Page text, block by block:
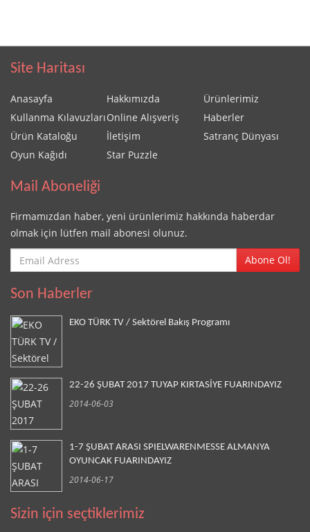
Site Haritası
Anasayfa Hakkımızda
Ürünlerimiz
Kullanma KılavuzlarıOnline Alışveriş
Haberler
Ürün Kataloğu
İletişim
Satranç Dünyası
Oyun Kağıdı
Star Puzzle
Mail Aboneliği
Firmamızdan haber, yeni ürünlerimiz hakkında haberdar
olmak için lütfen mail abonesi olunuz.
Abone Ol!
Son Haberler
EKO TÜRK TV / Sektörel Bakış Programı
22-26 ŞUBAT 2017 TUYAP KIRTASİYE FUARINDAYIZ
2014-06-03
1-7 ŞUBAT ARASI SPIELWARENMESSE ALMANYA
OYUNCAK FUARINDAYIZ
2014-06-17
Sizin için seçtiklerimiz